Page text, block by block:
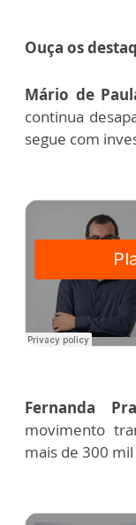
Ouça os
Mário de
continua
segue com
Fernanda
movimento
mais de 300